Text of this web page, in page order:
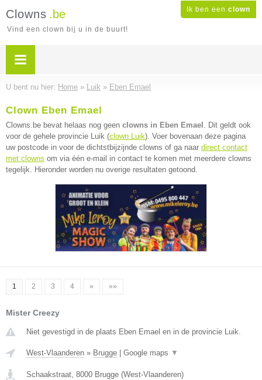
Ik ben een clown
Clowns .be
Vind een clown bij u in de buurt!
U bent nu hier: Home » Luik » Eben Emael
Clown Eben Emael
Clowns.be bevat helaas nog geen clowns in Eben Emael . Dit geldt ook
voor de gehele provincie Luik (clown Luik). Voer bovenaan deze pagina
uw postcode in voor de dichtstbijzijnde clowns of ga naar direct contact
met clowns om via één e-mail in contact te komen met meerdere clowns
tegelijk. Hieronder worden nu overige resultaten getoond.
1 2 3 4 » »»
Mister Creezy
Niet gevestigd in de plaats Eben Emael en in de provincie Luik.
West-Vlaanderen » Brugge Google maps ▼
Schaakstraat, 8000 Brugge (West-Vlaanderen)